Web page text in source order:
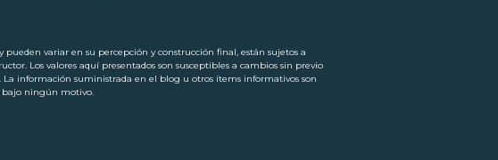
variar en su percepción y construcción final, están sujetos a
Los valores aquí presentados son susceptibles a cambios sin previo
información suministrada en el blog u otros ítems informativos son
bajo ningún motivo.